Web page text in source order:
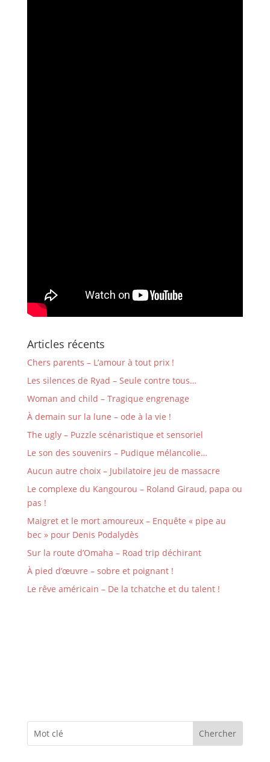
Articles récents
Chers parents – L’amour à tout prix !
Les silences de Ryad – Seule contre tous…
Woman and child – Tragique engrenage
À demain sur la lune – ode à la vie !
The ugly – Puzzle scénaristique et sensoriel
Le son des souvenirs – Pudique mélancolie…
Aucun autre choix – Jubilatoire jeu de massacre
Le complexe du Kangourou – Roland Giraud, papa ou
pas !
Maigret et le mort amoureux – Enquête « pipe au
bec » pour Denis Podalydès
Sur la route d’Omaha – Road trip déchirant
À pied d’œuvre – sobre et poignant !
Le rêve américain – De la tchatche et du talent !